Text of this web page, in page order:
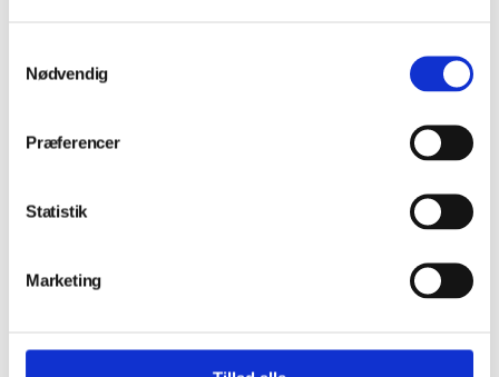
Nødvendig
Præferencer
Statistik
Marketing
under en ubehagelig realitet: Hvis Europa fortsætter som
hidtil, risikerer vi at sakke afgørende bagud – teknologisk,
direktør, Industriens Fond...